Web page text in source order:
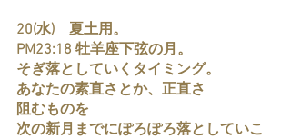
20(水)　夏土用。
PM23:18 牡羊座下弦の月。
そぎ落としていくタイミング。
あなたの素直さとか、正直さ
阻むものを
次の新月までにぽろぽろ落としていこ